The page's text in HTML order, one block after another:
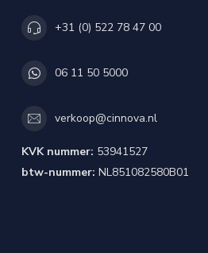
+31 (0) 522 78 47 00
06 11 50 5000
verkoop@cinnova.nl
KVK nummer: 53941527
btw-nummer: NL851082580B01